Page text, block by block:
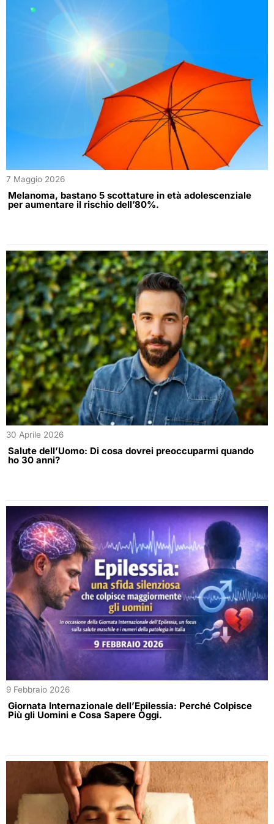
7 Maggio 2026
Melanoma, bastano 5 scottature in età adolescenziale
per aumentare il rischio dell’80%.
30 Aprile 2026
Salute dell’Uomo: Di cosa dovrei preoccuparmi quando
ho 30 anni?
9 Febbraio 2026
Giornata Internazionale dell’Epilessia: Perché Colpisce
Più gli Uomini e Cosa Sapere Oggi.